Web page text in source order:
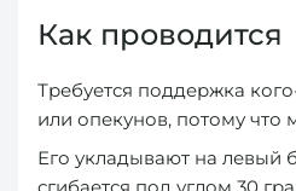
Как проводится
Требуется поддержка
или опекунов, потому что
Его укладывают на левый
сгибается под углом 30